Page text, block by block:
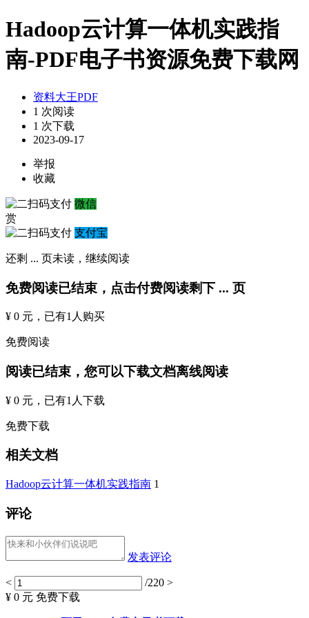
Hadoop云计算一体机实践指
南-PDF电子书资源免费下载网
资料大王PDF
1 次阅读
1 次下载
2023-09-17
举报
收藏
微信
赏
支付宝
还剩 ... 页未读， 继续阅读
免费阅读已结束，点击付费阅读剩下 ... 页
¥ 0 元 ，已有1 人购买
免费阅读
阅读已结束，您可以下载文档离线阅读
¥ 0 元 ，已有1 人下载
免费下载
相关文档
Hadoop云计算一体机实践指南 1
评论
发表评论
< /220 >
¥ 0 元 免费下载